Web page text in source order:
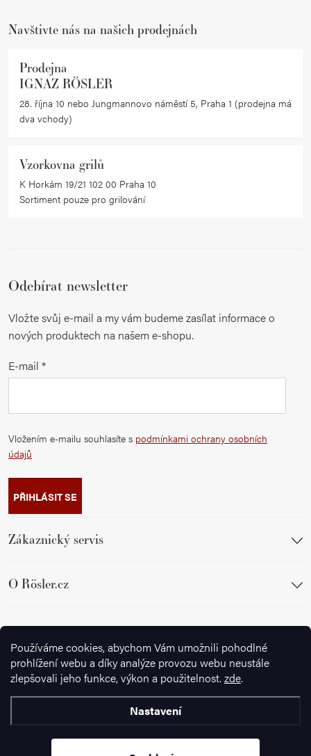
Používáme cookies, abychom Vám umožnili pohodlné
prohlížení webu a díky analýze provozu webu neustále
zlepšovali jeho funkce, výkon a použitelnost. zde.
Nastavení
Navštivte nás na našich prodejnách
Prodejna
IGNAZ RÖSLER
28. října 10 nebo Jungmannovo náměstí 5, Praha 1 (prodejna má
dva vchody)
Vzorkovna grilů
K Horkám 19/21 102 00 Praha 10
Sortiment pouze pro grilování
Odebírat newsletter
Vložte svůj e-mail a my vám budeme zasílat informace o
nových produktech na našem e-shopu.
E-mail
Vložením e-mailu souhlasíte s podmínkami ochrany osobních
údajů
PŘIHLÁSIT SE
Zákaznický servis
O Rösler.cz
Sledujte nás
nastavení cookies